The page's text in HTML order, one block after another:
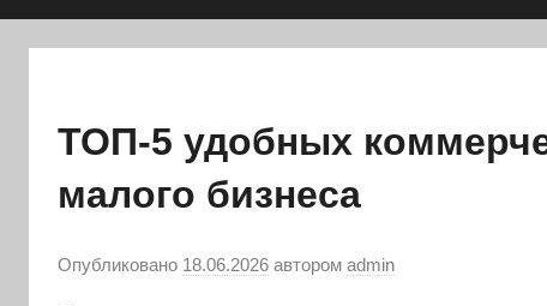
ТОП-5 удобных
малого бизнеса
Опубликовано 18.06.2026 автором admin